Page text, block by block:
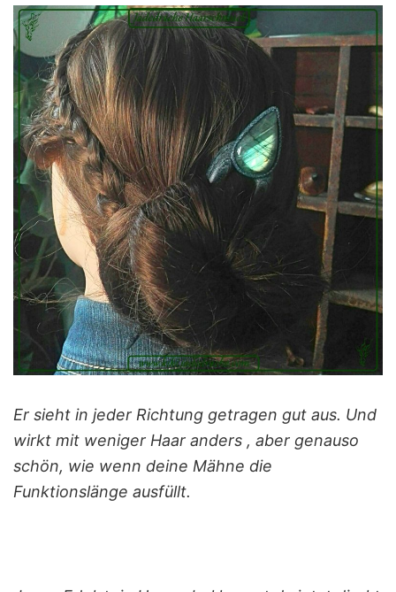
Er sieht in jeder Richtung getragen gut aus. Und
wirkt mit weniger Haar anders , aber genauso
schön, wie wenn deine Mähne die
Funktionslänge ausfüllt.